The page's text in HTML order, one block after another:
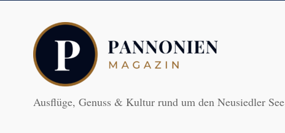
Ausflüge, Genuss & Kultur rund um den Neusiedler See